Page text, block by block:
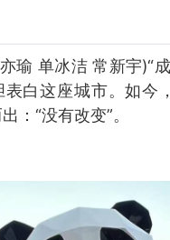
瑜 单冰洁 常新宇)“
白这座城市。如
：“没有改变”。